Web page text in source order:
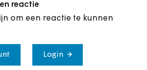
reactie
om een reactie te kunnen
Login